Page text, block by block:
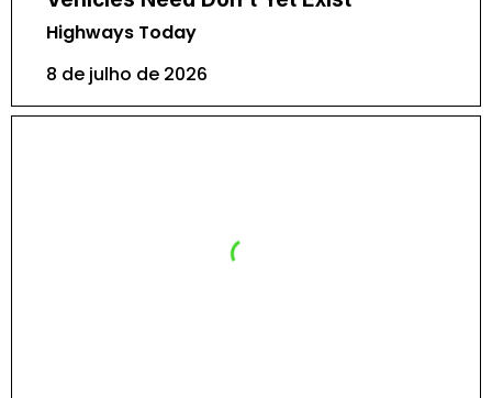
Highways Today
8 de julho de 2026